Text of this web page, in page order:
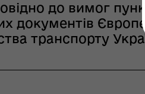
до вимог
документів
транспорту